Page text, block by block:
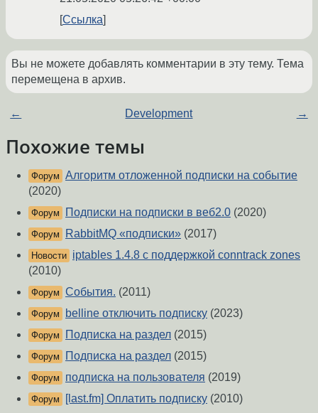
Ссылка
Вы не можете добавлять комментарии в эту тему. Тема
перемещена в архив.
← Development →
Похожие темы
Форум Алгоритм отложенной подписки на событие
(2020)
Форум Подписки на подписки в веб2.0 (2020)
Форум RabbitMQ «подписки» (2017)
Новости iptables 1.4.8 с поддержкой conntrack zones
(2010)
Форум События. (2011)
Форум belline отключить подписку (2023)
Форум Подписка на раздел (2015)
Форум Подписка на раздел (2015)
Форум подписка на пользователя (2019)
Форум [last.fm] Оплатить подписку (2010)